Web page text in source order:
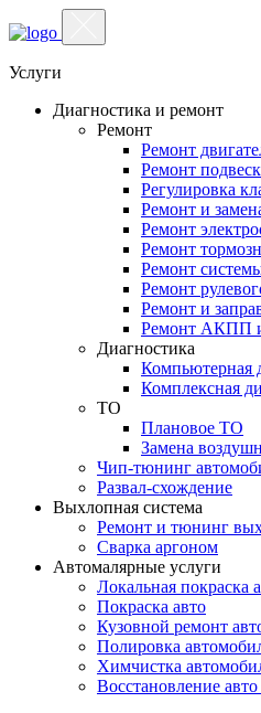
Услуги
Диагностика и ремонт
Ремонт
Ремонт
Ремонт
Регулировка
Ремонт и
Ремонт
Ремонт
Ремонт
Ремонт
Ремонт и
Ремонт
Диагностика
Компьютерная
Комплексная
ТО
Плановое ТО
Замена
Чип-тюнинг
Развал-схождение
Выхлопная система
Ремонт и тюнинг
Сварка аргоном
Автомалярные услуги
Локальная покраска
Покраска авто
Кузовной ремонт
Полировка
Химчистка
Восстановление